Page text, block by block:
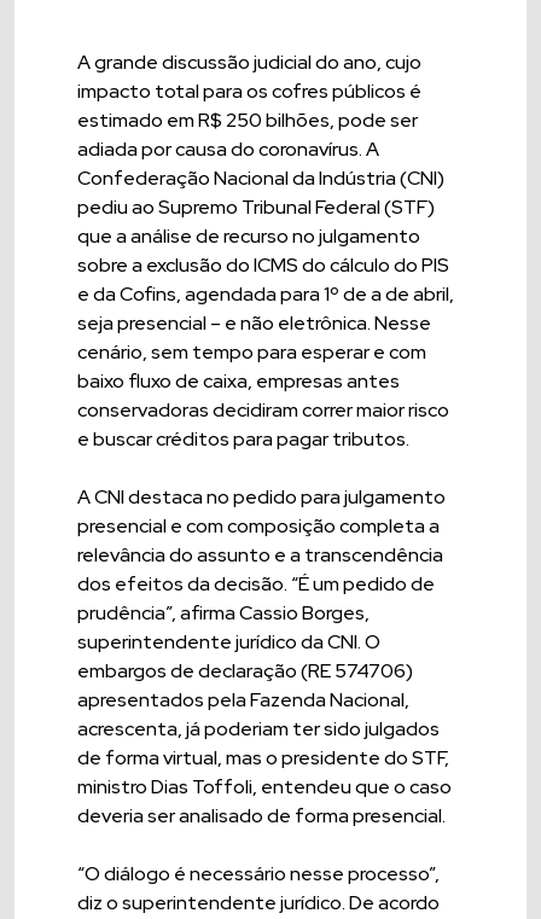
A grande discussão judicial do ano, cujo
impacto total para os cofres públicos é
estimado em R$ 250 bilhões, pode ser
adiada por causa do coronavírus. A
Confederação Nacional da Indústria (CNI)
pediu ao Supremo Tribunal Federal (STF)
que a análise de recurso no julgamento
sobre a exclusão do ICMS do cálculo do PIS
e da Cofins, agendada para 1º de a de abril,
seja presencial – e não eletrônica. Nesse
cenário, sem tempo para esperar e com
baixo fluxo de caixa, empresas antes
conservadoras decidiram correr maior risco
e buscar créditos para pagar tributos.
A CNI destaca no pedido para julgamento
presencial e com composição completa a
relevância do assunto e a transcendência
dos efeitos da decisão. “É um pedido de
prudência”, afirma Cassio Borges,
superintendente jurídico da CNI. O
embargos de declaração (RE 574706)
apresentados pela Fazenda Nacional,
acrescenta, já poderiam ter sido julgados
de forma virtual, mas o presidente do STF,
ministro Dias Toffoli, entendeu que o caso
deveria ser analisado de forma presencial.
“O diálogo é necessário nesse processo”,
diz o superintendente jurídico. De acordo